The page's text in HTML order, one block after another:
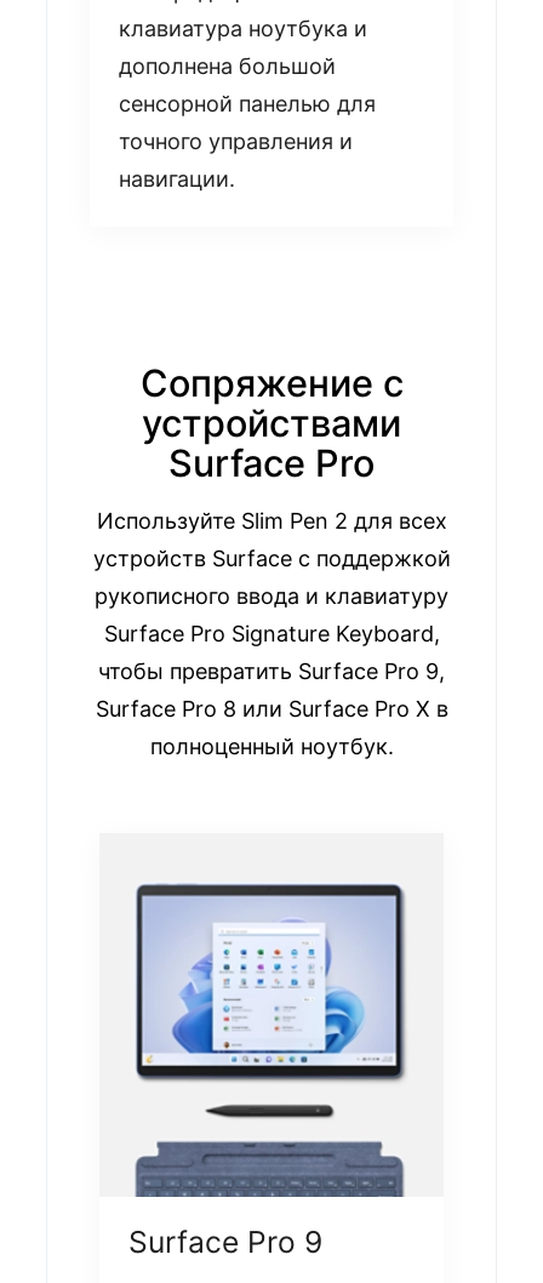
клавиатура ноутбука и
дополнена большой
сенсорной панелью для
точного управления и
навигации.
Сопряжение с
устройствами
Surface Pro
Используйте Slim Pen 2 для всех
устройств Surface с поддержкой
рукописного ввода и клавиатуру
Surface Pro Signature Keyboard,
чтобы превратить Surface Pro 9,
Surface Pro 8 или Surface Pro X в
полноценный ноутбук.
Surface Pro 9